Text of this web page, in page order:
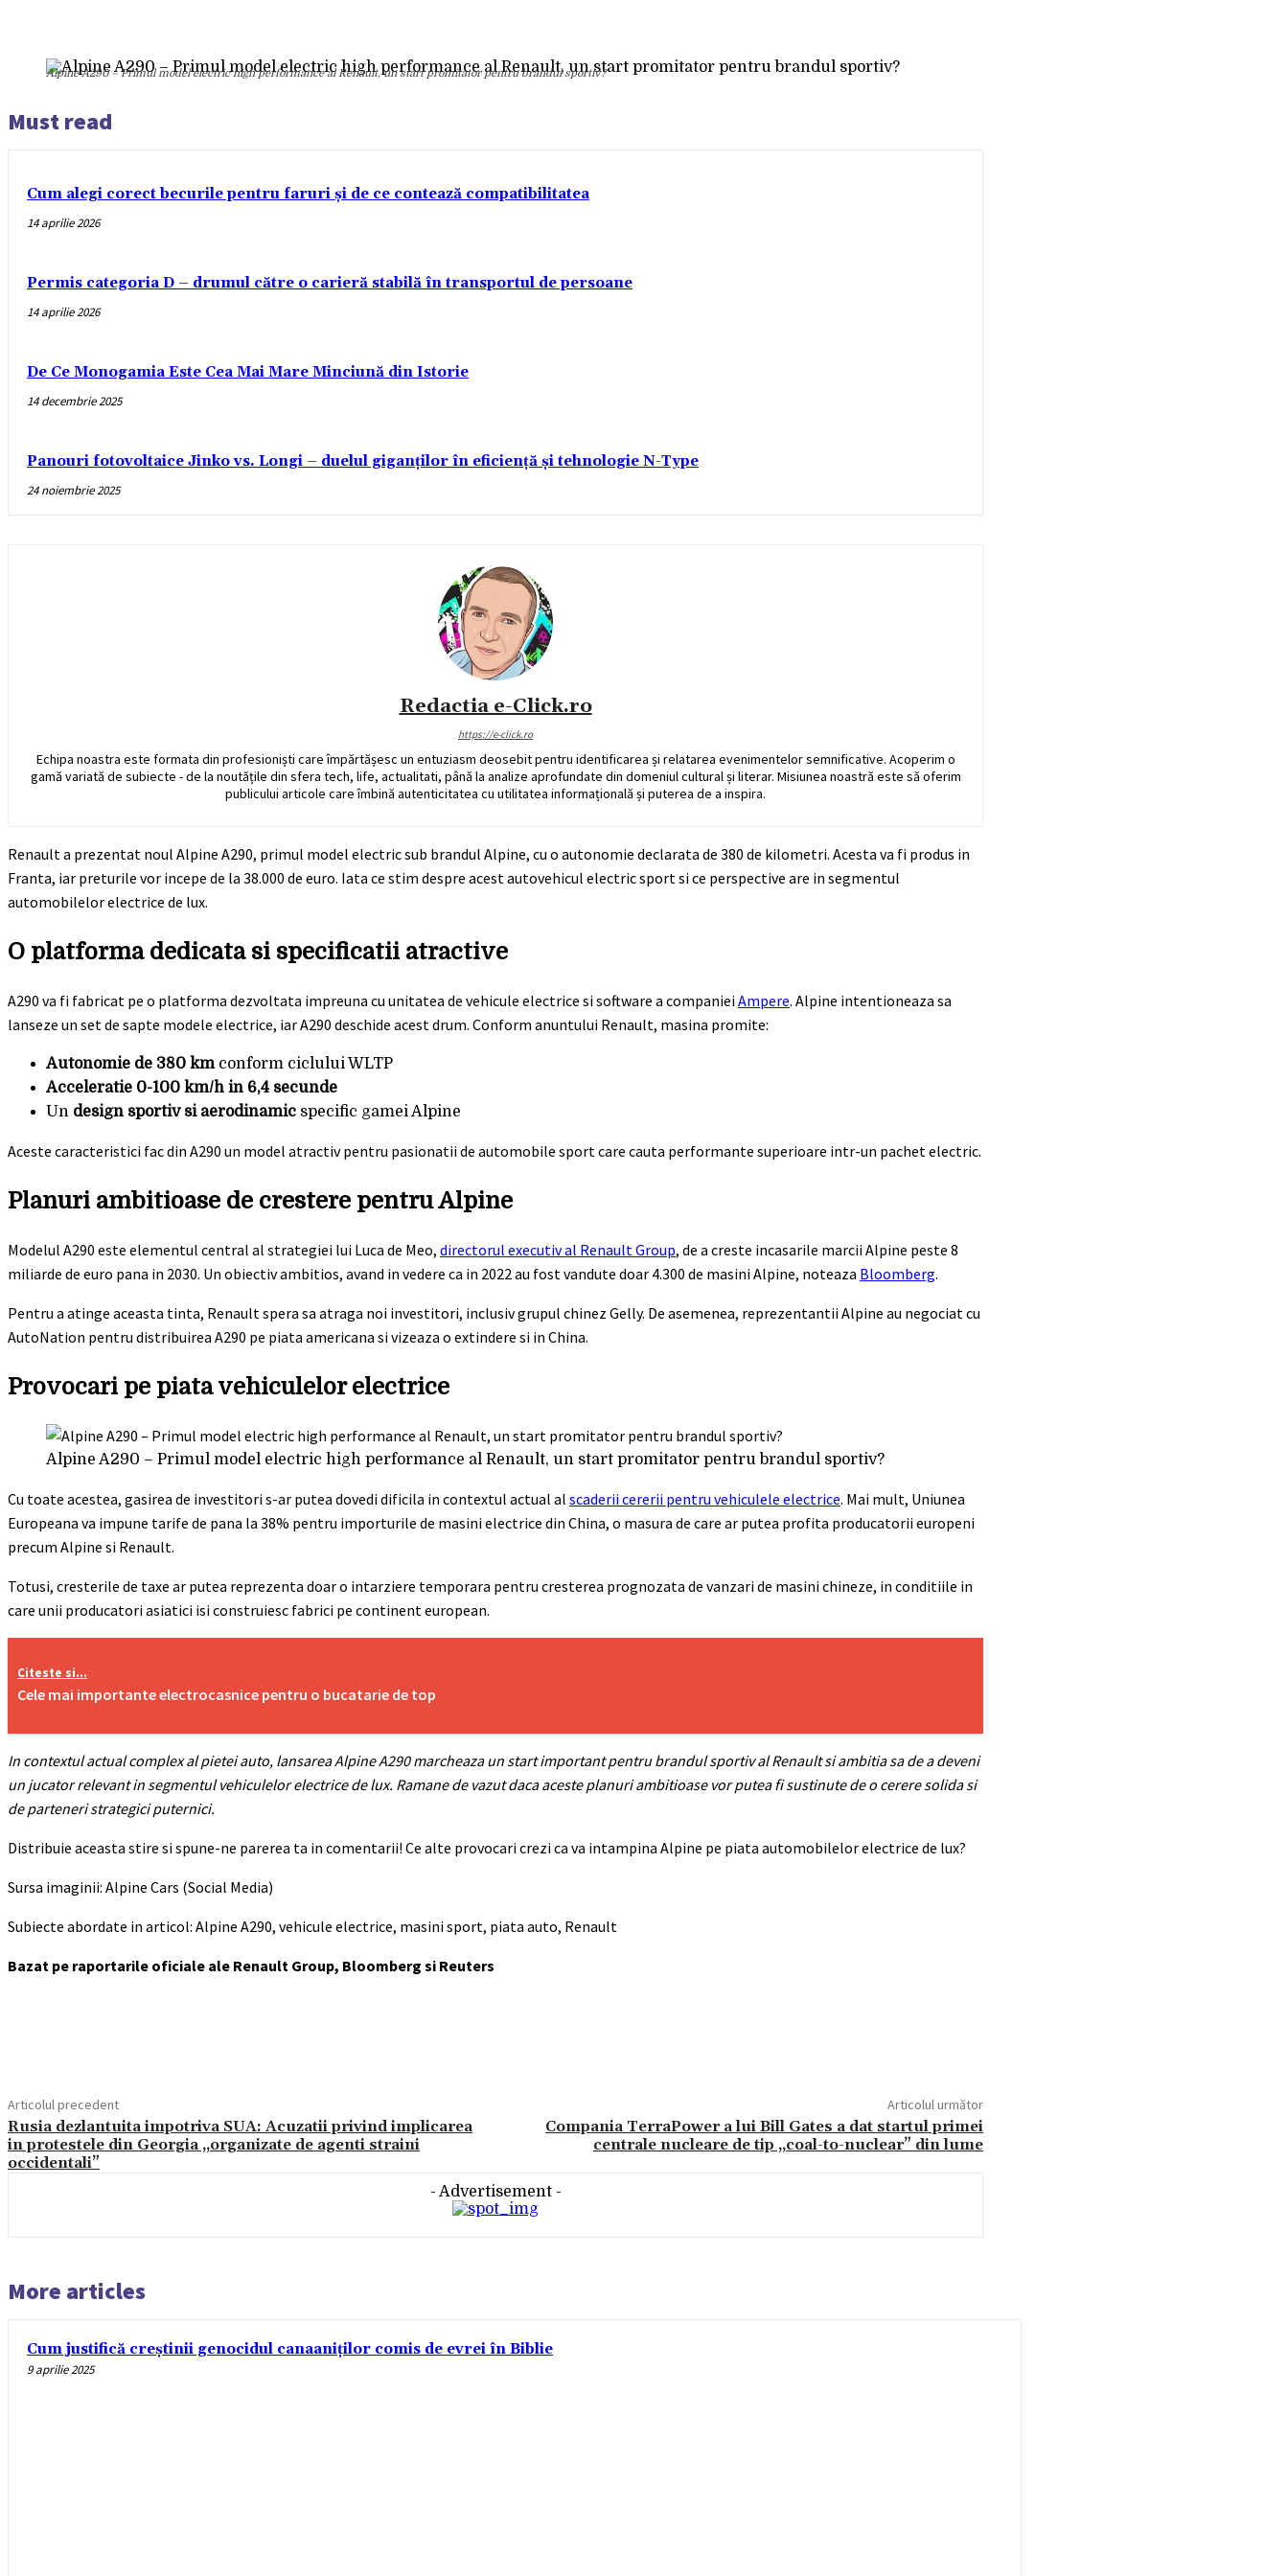
Alpine A290 – Primul model electric high performance al Renault, un start promitator pentru brandul sportiv?
Must read
Cum alegi corect becurile pentru faruri și de ce contează compatibilitatea
14 aprilie 2026
Permis categoria D – drumul către o carieră stabilă în transportul de persoane
14 aprilie 2026
De Ce Monogamia Este Cea Mai Mare Minciună din Istorie
14 decembrie 2025
Panouri fotovoltaice Jinko vs. Longi – duelul giganților în eficiență și tehnologie N-Type
24 noiembrie 2025
Redactia e-Click.ro
https://e-click.ro
Echipa noastra este formata din profesioniști care împărtășesc un entuziasm deosebit pentru identificarea și relatarea evenimentelor semnificative. Acoperim o
gamă variată de subiecte - de la noutățile din sfera tech, life, actualitati, până la analize aprofundate din domeniul cultural și literar. Misiunea noastră este să oferim
publicului articole care îmbină autenticitatea cu utilitatea informațională și puterea de a inspira.
Renault a prezentat noul Alpine A290, primul model electric sub brandul Alpine, cu o autonomie declarata de 380 de kilometri. Acesta va fi produs in
Franta, iar preturile vor incepe de la 38.000 de euro. Iata ce stim despre acest autovehicul electric sport si ce perspective are in segmentul
automobilelor electrice de lux.
O platforma dedicata si specificatii atractive
A290 va fi fabricat pe o platforma dezvoltata impreuna cu unitatea de vehicule electrice si software a companieiAmpere. Alpine intentioneaza sa
lanseze un set de sapte modele electrice, iar A290 deschide acest drum. Conform anuntului Renault, masina promite:
Autonomie de 380 kmconform ciclului WLTP
Acceleratie 0-100 km/h in 6,4 secunde
Un design sportiv si aerodinamic specific gamei Alpine
Aceste caracteristici fac din A290 un model atractiv pentru pasionatii de automobile sport care cauta performante superioare intr-un pachet electric.
Planuri ambitioase de crestere pentru Alpine
Modelul A290 este elementul central al strategiei lui Luca de Meo, directorul executiv al Renault Group, de a creste incasarile marcii Alpine peste 8
miliarde de euro pana in 2030. Un obiectiv ambitios, avand in vedere ca in 2022 au fost vandute doar 4.300 de masini Alpine, noteaza Bloomberg.
Pentru a atinge aceasta tinta, Renault spera sa atraga noi investitori, inclusiv grupul chinez Gelly. De asemenea, reprezentantii Alpine au negociat cu
AutoNation pentru distribuirea A290 pe piata americana si vizeaza o extindere si in China.
Provocari pe piata vehiculelor electrice
Alpine A290 – Primul model electric high performance al Renault, un start promitator pentru brandul sportiv?
Cu toate acestea, gasirea de investitori s-ar putea dovedi dificila in contextul actual al scaderii cererii pentru vehiculele electrice. Mai mult, Uniunea
Europeana va impune tarife de pana la 38% pentru importurile de masini electrice din China, o masura de care ar putea profita producatorii europeni
precum Alpine si Renault.
Totusi, cresterile de taxe ar putea reprezenta doar o intarziere temporara pentru cresterea prognozata de vanzari de masini chineze, in conditiile in
care unii producatori asiatici isi construiesc fabrici pe continent european.
Citeste si...
Cele mai importante electrocasnice pentru o bucatarie de top
In contextul actual complex al pietei auto, lansarea Alpine A290 marcheaza un start important pentru brandul sportiv al Renault si ambitia sa de a deveni
un jucator relevant in segmentul vehiculelor electrice de lux. Ramane de vazut daca aceste planuri ambitioase vor putea fi sustinute de o cerere solida si
de parteneri strategici puternici.
Distribuie aceasta stire si spune-ne parerea ta in comentarii! Ce alte provocari crezi ca va intampina Alpine pe piata automobilelor electrice de lux?
Sursa imaginii: Alpine Cars (Social Media)
Subiecte abordate in articol: Alpine A290, vehicule electrice, masini sport, piata auto, Renault
Bazat pe raportarile oficiale ale Renault Group, Bloomberg si Reuters
Articolul precedent
Rusia dezlantuita impotriva SUA: Acuzatii privind implicarea
in protestele din Georgia „organizate de agenti straini
occidentali”
Articolul următor
Compania TerraPower a lui Bill Gates a dat startul primei
centrale nucleare de tip „coal-to-nuclear” din lume
- Advertisement -
More articles
Cum justifică creștinii genocidul canaaniților comis de evrei în Biblie
9 aprilie 2025